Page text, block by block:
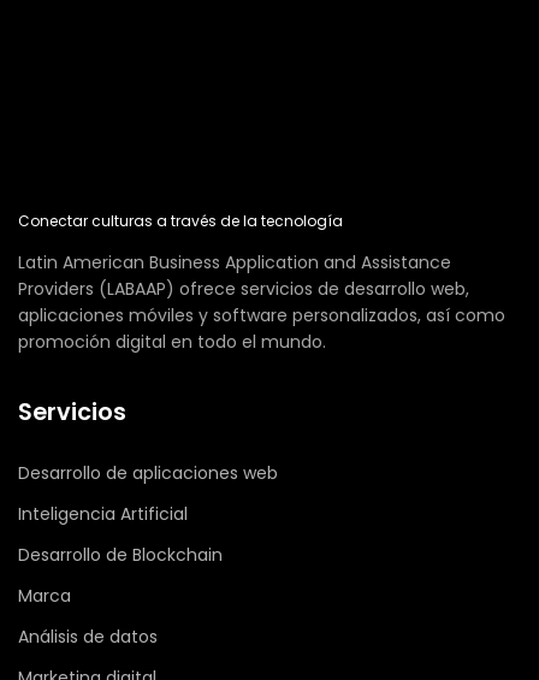
Conectar culturas a través de la tecnología
Latin American Business Application and Assistance
Providers (LABAAP) ofrece servicios de desarrollo web,
aplicaciones móviles y software personalizados, así como
promoción digital en todo el mundo.
Servicios
Desarrollo de aplicaciones web
Inteligencia Artificial
Desarrollo de Blockchain
Marca
Análisis de datos